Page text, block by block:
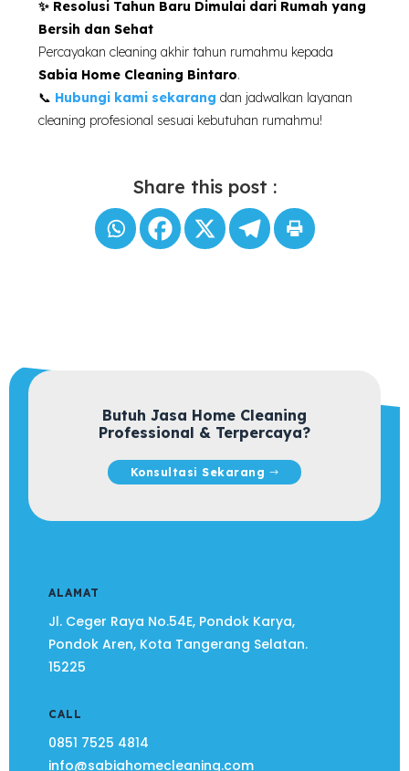
✨ Resolusi Tahun Baru Dimulai dari Rumah yang
Bersih dan Sehat
Percayakan cleaning akhir tahun rumahmu kepada
Sabia Home Cleaning Bintaro.
📞 Hubungi kami sekarang dan jadwalkan layanan
cleaning profesional sesuai kebutuhan rumahmu!
Share this post :
Butuh Jasa Home Cleaning
Professional & Terpercaya?
Konsultasi Sekarang
ALAMAT
Jl. Ceger Raya No.54E, Pondok Karya,
Pondok Aren, Kota Tangerang Selatan.
15225
CALL
0851 7525 4814
info@sabiahomecleaning.com